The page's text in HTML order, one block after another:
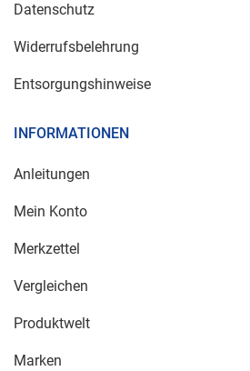
Datenschutz
Widerrufsbelehrung
Entsorgungshinweise
INFORMATIONEN
Anleitungen
Mein Konto
Merkzettel
Vergleichen
Produktwelt
Marken